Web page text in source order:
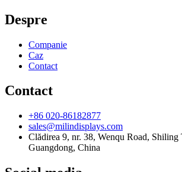
Despre
Companie
Caz
Contact
Contact
+86 020-86182877
sales@milindisplays.com
Clădirea 9, nr. 38, Wenqu Road, Shiling
Guangdong, China